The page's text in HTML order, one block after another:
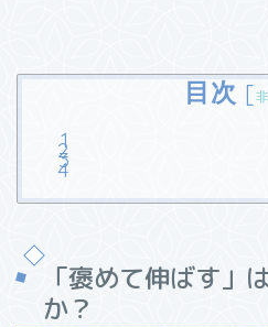
目次 [
「褒めて伸ばす」
か？